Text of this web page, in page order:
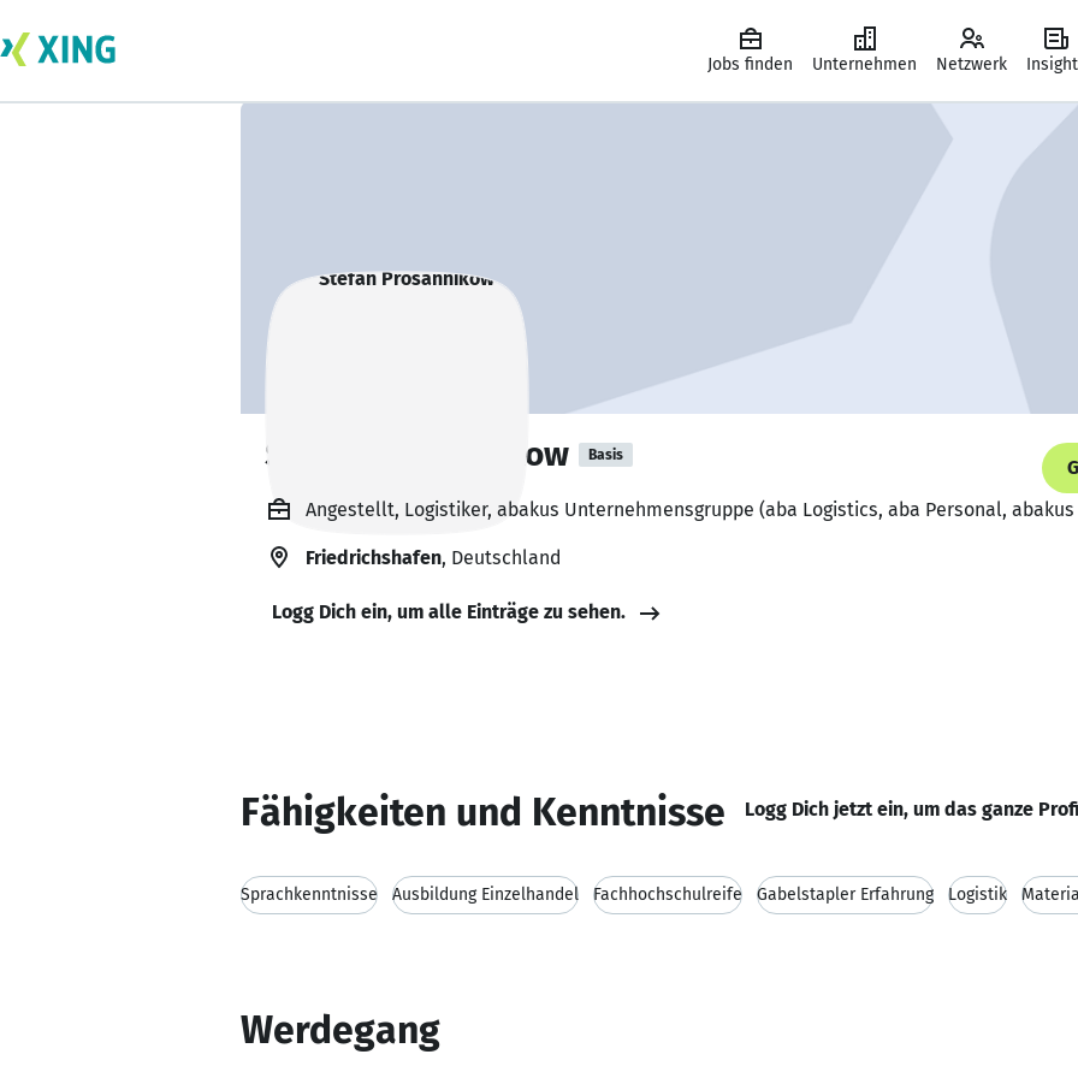
Jobs finden Unternehmen Netzwerk
Stefan Prosannikow Basis
Angestellt, Logistiker, abakus Unternehmensgruppe (aba Logistics, aba Personal,
Friedrichshafen, Deutschland
Logg Dich ein, um alle Einträge zu sehen.
Fähigkeiten und Kenntnisse Logg Dich jetzt ein, um das ganze
Sprachkenntnisse Ausbildung Einzelhandel Fachhochschulreife Gabelstapler Erfahrung Logistik
Werdegang